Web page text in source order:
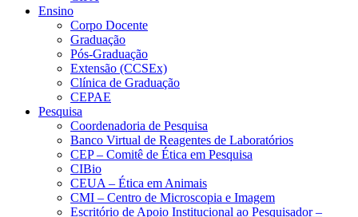
Ensino
Corpo Docente
Graduação
Pós-Graduação
Extensão (CCSEx)
Clínica de Graduação
CEPAE
Pesquisa
Coordenadoria de Pesquisa
Banco Virtual de Reagentes de Laboratórios
CEP – Comitê de Ética em Pesquisa
CIBio
CEUA – Ética em Animais
CMI – Centro de Microscopia e Imagem
Escritório de Apoio Institucional ao Pesquisador –